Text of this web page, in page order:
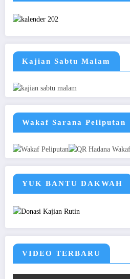
Kajian Sabtu Malam
Wakaf Sarana Peliputan
YUK BANTU DAKWAH
VIDEO TERBARU